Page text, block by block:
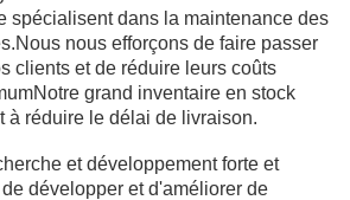
spécialisent dans la maintenance des
nous efforçons de faire passer
clients et de réduire leurs coûts
grand inventaire en stock
à réduire le délai de livraison.
et développement forte et
développer et d'améliorer de